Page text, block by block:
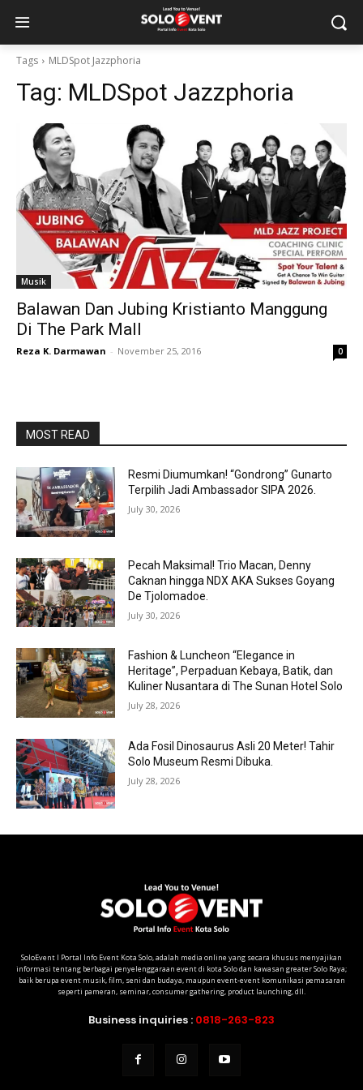
Tags MLDSpot Jazzphoria
Tag: MLDSpot Jazzphoria
Musik
Balawan Dan Jubing Kristianto Manggung
Di The Park Mall
Reza K. Darmawan - November 25, 2016 0
MOST READ
Resmi Diumumkan! “Gondrong” Gunarto
Terpilih Jadi Ambassador SIPA 2026.
July 30, 2026
Pecah Maksimal! Trio Macan, Denny
Caknan hingga NDX AKA Sukses Goyang
De Tjolomadoe.
July 30, 2026
Fashion & Luncheon “Elegance in
Heritage”, Perpaduan Kebaya, Batik, dan
Kuliner Nusantara di The Sunan Hotel Solo
July 28, 2026
Ada Fosil Dinosaurus Asli 20 Meter! Tahir
Solo Museum Resmi Dibuka.
July 28, 2026
SoloEvent I Portal Info Event Kota Solo, adalah media online yang secara khusus menyajikan
informasi tentang berbagai penyelenggaraan event di kota Solo dan kawasan greater Solo Raya;
baik berupa event musik, film, seni dan budaya, maupun event-event komunikasi pemasaran
seperti pameran, seminar, consumer gathering, product launching, dll.
Business inquiries : 0818-263-823